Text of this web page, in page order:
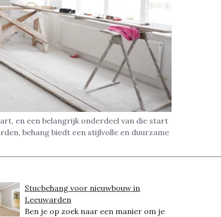
en een belangrijk onderdeel van die start
behang biedt een stijlvolle en duurzame
Stucbehang voor nieuwbouw in
Leeuwarden
Ben je op zoek naar een manier om je